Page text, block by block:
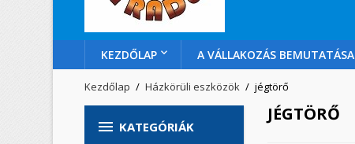
KEZDŐLAP A VÁLLAKOZÁS BEMUTATÁSA
Kezdőlap Házkörüli eszközök jégtörő
 KATEGÓRIÁK
JÉGTÖRŐ